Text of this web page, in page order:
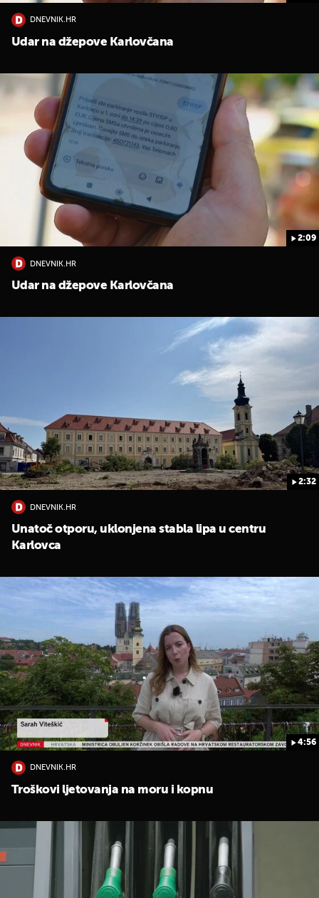
DNEVNIK.HR
Udar na džepove Karlovčana
2:09
DNEVNIK.HR
Udar na džepove Karlovčana
2:32
DNEVNIK.HR
Unatoč otporu, uklonjena stabla lipa u centru
Karlovca
4:56
DNEVNIK.HR
Troškovi ljetovanja na moru i kopnu